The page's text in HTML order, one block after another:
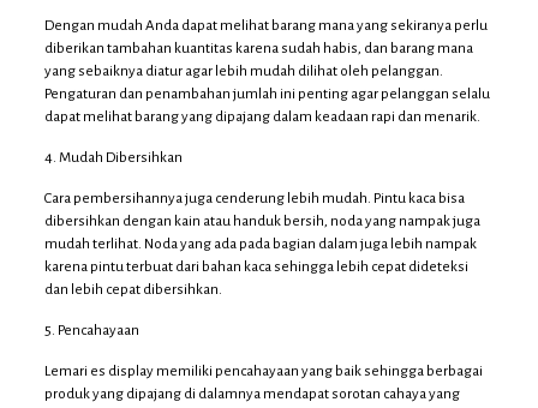
Dengan mudah Anda dapat melihat barang mana yang sekiranya perlu
diberikan tambahan kuantitas karena sudah habis, dan barang mana
yang sebaiknya diatur agar lebih mudah dilihat oleh pelanggan.
Pengaturan dan penambahan jumlah ini penting agar pelanggan selalu
dapat melihat barang yang dipajang dalam keadaan rapi dan menarik.
4. Mudah Dibersihkan
Cara pembersihannya juga cenderung lebih mudah. Pintu kaca bisa
dibersihkan dengan kain atau handuk bersih, noda yang nampak juga
mudah terlihat. Noda yang ada pada bagian dalam juga lebih nampak
karena pintu terbuat dari bahan kaca sehingga lebih cepat dideteksi
dan lebih cepat dibersihkan.
5. Pencahayaan
Lemari es display memiliki pencahayaan yang baik sehingga berbagai
produk yang dipajang di dalamnya mendapat sorotan cahaya yang